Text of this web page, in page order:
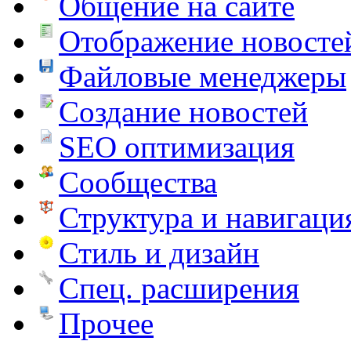
Отображение
Файловые менеджеры
Создание новостей
SEO оптимизация
Сообщества
Структура и
Стиль и дизайн
Спец. расширения
Прочее